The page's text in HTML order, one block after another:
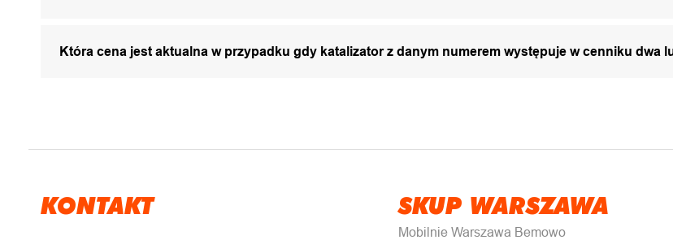
Która cena jest aktualna w przypadku gdy katalizator z danym numerem występuje w cenniku dwa
KONTAKT SKUP WARSZAWA
Mobilnie Warszawa Bemowo